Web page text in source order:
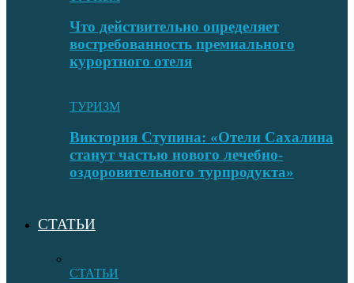
Что действительно определяет
востребованность премиального
курортного отеля
ТУРИЗМ
Виктория Ступина: «Отели Сахалина
станут частью нового лечебно-
оздоровительного турпродукта»
СТАТЬИ
СТАТЬИ